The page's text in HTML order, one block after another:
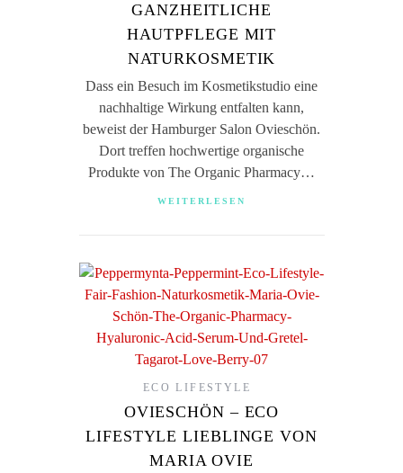
GANZHEITLICHE
HAUTPFLEGE MIT
NATURKOSMETIK
Dass ein Besuch im Kosmetikstudio eine
nachhaltige Wirkung entfalten kann,
beweist der Hamburger Salon Ovieschön.
Dort treffen hochwertige organische
Produkte von The Organic Pharmacy…
WEITERLESEN
ECO LIFESTYLE
OVIESCHÖN – ECO
LIFESTYLE LIEBLINGE VON
MARIA OVIE